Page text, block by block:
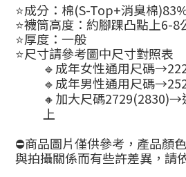
⭐️成分：棉(S-Top+消臭棉
⭐️襪筒高度：約腳踝凸點上6-8
⭐️厚度：一般
⭐️尺寸請參考圖中尺寸對照表
🔹成年女性通用尺碼
🔹成年男性通用尺碼
🔸加大尺碼2729(2830)→
上
⛔商品圖片僅供參考，產品顏
與拍攝關係而有些許差異，請